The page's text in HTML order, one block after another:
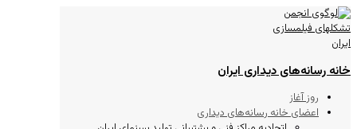
خانه رسانه‌های دیداری ایران
روز آغاز
اعضای خانه رسانه‌های دیداری